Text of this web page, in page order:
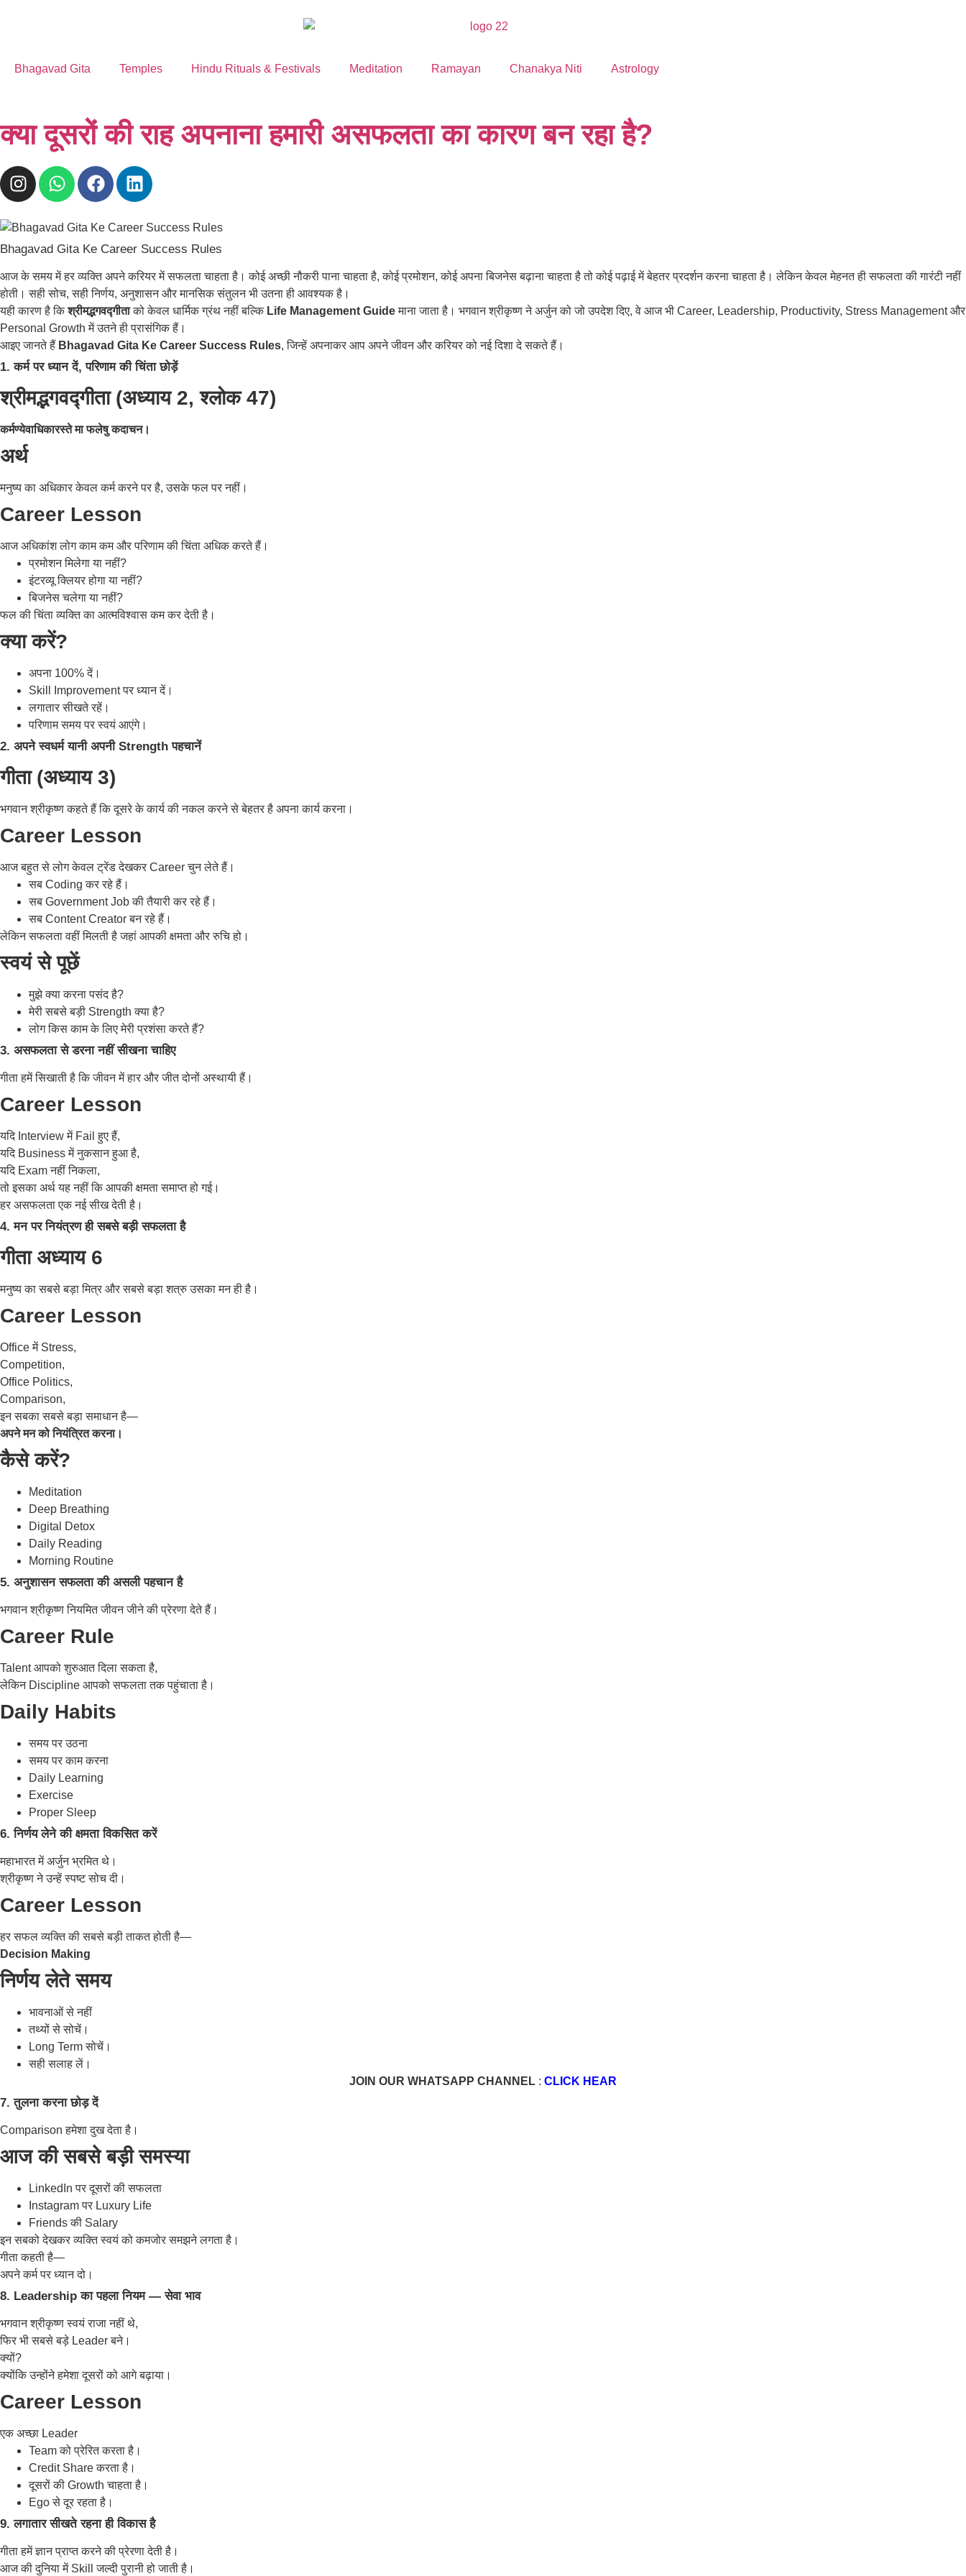
Bhagavad Gita Temples Hindu Rituals & Festivals Meditation Ramayan Chanakya Niti Astrology
क्या दूसरों की राह अपनाना हमारी असफलता का कारण बन रहा है?
Bhagavad Gita Ke Career Success Rules
आज के समय में हर व्यक्ति अपने करियर में सफलता चाहता है। कोई अच्छी नौकरी पाना चाहता है, कोई प्रमोशन, कोई अपना बिजनेस बढ़ाना चाहता है तो कोई पढ़ाई में बेहतर प्रदर्शन करना चाहता है। लेकिन केवल मेहनत ही सफलता की गारंटी नहीं
होती। सही सोच, सही निर्णय, अनुशासन और मानसिक संतुलन भी उतना ही आवश्यक है।
यही कारण है किश्रीमद्भगवद्गीताको केवल धार्मिक ग्रंथ नहीं बल्कि Life Management Guideमाना जाता है। भगवान श्रीकृष्ण ने अर्जुन को जो उपदेश दिए, वे आज भी Career, Leadership, Productivity, Stress Management और
Personal Growth में उतने ही प्रासंगिक हैं।
आइए जानते हैं Bhagavad Gita Ke Career Success Rules, जिन्हें अपनाकर आप अपने जीवन और करियर को नई दिशा दे सकते हैं।
1. कर्म पर ध्यान दें, परिणाम की चिंता छोड़ें
श्रीमद्भगवद्गीता (अध्याय 2, श्लोक 47)
कर्मण्येवाधिकारस्ते मा फलेषु कदाचन।
अर्थ
मनुष्य का अधिकार केवल कर्म करने पर है, उसके फल पर नहीं।
Career Lesson
आज अधिकांश लोग काम कम और परिणाम की चिंता अधिक करते हैं।
प्रमोशन मिलेगा या नहीं?
इंटरव्यू क्लियर होगा या नहीं?
बिजनेस चलेगा या नहीं?
फल की चिंता व्यक्ति का आत्मविश्वास कम कर देती है।
क्या करें?
अपना 100% दें।
Skill Improvement पर ध्यान दें।
लगातार सीखते रहें।
परिणाम समय पर स्वयं आएंगे।
2. अपने स्वधर्म यानी अपनी Strength पहचानें
गीता (अध्याय 3)
भगवान श्रीकृष्ण कहते हैं कि दूसरे के कार्य की नकल करने से बेहतर है अपना कार्य करना।
Career Lesson
आज बहुत से लोग केवल ट्रेंड देखकर Career चुन लेते हैं।
सब Coding कर रहे हैं।
सब Government Job की तैयारी कर रहे हैं।
सब Content Creator बन रहे हैं।
लेकिन सफलता वहीं मिलती है जहां आपकी क्षमता और रुचि हो।
स्वयं से पूछें
मुझे क्या करना पसंद है?
मेरी सबसे बड़ी Strength क्या है?
लोग किस काम के लिए मेरी प्रशंसा करते हैं?
3. असफलता से डरना नहीं सीखना चाहिए
गीता हमें सिखाती है कि जीवन में हार और जीत दोनों अस्थायी हैं।
Career Lesson
यदि Interview में Fail हुए हैं,
यदि Business में नुकसान हुआ है,
यदि Exam नहीं निकला,
तो इसका अर्थ यह नहीं कि आपकी क्षमता समाप्त हो गई।
हर असफलता एक नई सीख देती है।
4. मन पर नियंत्रण ही सबसे बड़ी सफलता है
गीता अध्याय 6
मनुष्य का सबसे बड़ा मित्र और सबसे बड़ा शत्रु उसका मन ही है।
Career Lesson
Office में Stress,
Competition,
Office Politics,
Comparison,
इन सबका सबसे बड़ा समाधान है—
अपने मन को नियंत्रित करना।
कैसे करें?
Meditation
Deep Breathing
Digital Detox
Daily Reading
Morning Routine
5. अनुशासन सफलता की असली पहचान है
भगवान श्रीकृष्ण नियमित जीवन जीने की प्रेरणा देते हैं।
Career Rule
Talent आपको शुरुआत दिला सकता है,
लेकिन Discipline आपको सफलता तक पहुंचाता है।
Daily Habits
समय पर उठना
समय पर काम करना
Daily Learning
Exercise
Proper Sleep
6. निर्णय लेने की क्षमता विकसित करें
महाभारत में अर्जुन भ्रमित थे।
श्रीकृष्ण ने उन्हें स्पष्ट सोच दी।
Career Lesson
हर सफल व्यक्ति की सबसे बड़ी ताकत होती है—
Decision Making
निर्णय लेते समय
भावनाओं से नहीं
तथ्यों से सोचें।
Long Term सोचें।
सही सलाह लें।
JOIN OUR WHATSAPP CHANNEL : CLICK HEAR
7. तुलना करना छोड़ दें
Comparison हमेशा दुख देता है।
आज की सबसे बड़ी समस्या
LinkedIn पर दूसरों की सफलता
Instagram पर Luxury Life
Friends की Salary
इन सबको देखकर व्यक्ति स्वयं को कमजोर समझने लगता है।
गीता कहती है—
अपने कर्म पर ध्यान दो।
8. Leadership का पहला नियम — सेवा भाव
भगवान श्रीकृष्ण स्वयं राजा नहीं थे,
फिर भी सबसे बड़े Leader बने।
क्यों?
क्योंकि उन्होंने हमेशा दूसरों को आगे बढ़ाया।
Career Lesson
एक अच्छा Leader
Team को प्रेरित करता है।
Credit Share करता है।
दूसरों की Growth चाहता है।
Ego से दूर रहता है।
9. लगातार सीखते रहना ही विकास है
गीता हमें ज्ञान प्राप्त करने की प्रेरणा देती है।
आज की दुनिया में Skill जल्दी पुरानी हो जाती है।